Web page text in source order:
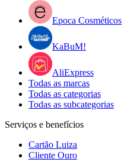
Epoca Cosméticos
KaBuM!
AliExpress
Todas as marcas
Todas as categorias
Todas as subcategorias
Serviços e benefícios
Cartão Luiza
Cliente Ouro